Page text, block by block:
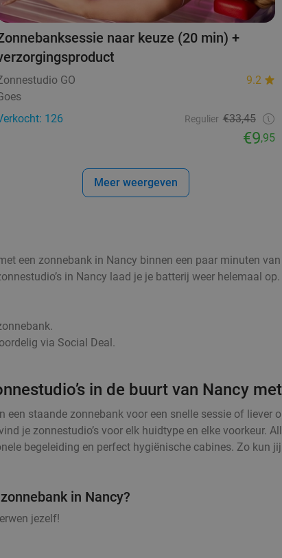
naar keuze (20 min) +
GO
9.2
126
Regulier €33,45
€9,95
Meer weergeven
een zonnebank in Nancy binnen een paar minuten
in Nancy laad je je batterij weer helemaal
via Social Deal.
in de buurt van Nancy
een staande zonnebank voor een snelle sessie of
je zonnestudio’s voor elk huidtype en elke voorkeur.
begeleiding en perfect hygiënische cabines. Zo kun
in Nancy?
jezelf!